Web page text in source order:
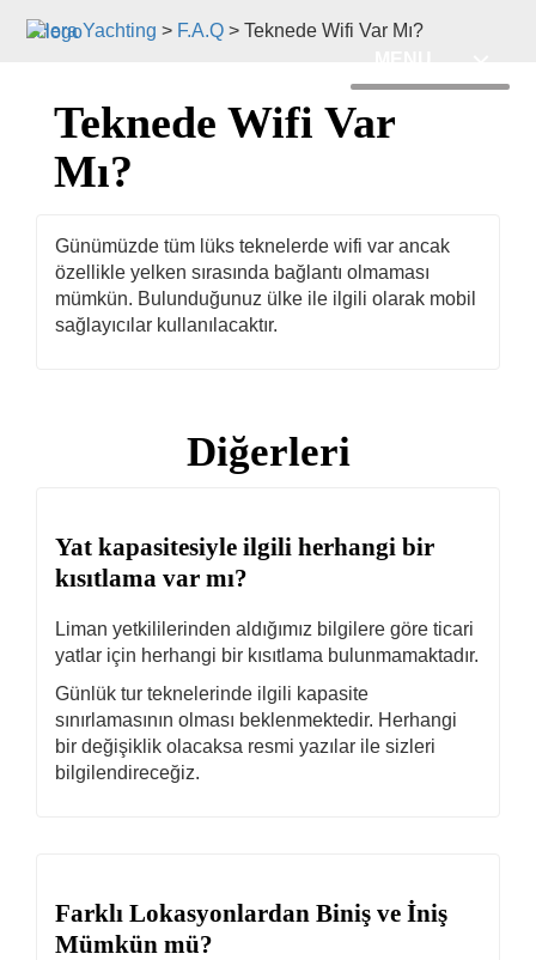
Hera Yachting > F.A.Q > Teknede Wifi Var Mı?
Teknede Wifi Var
Mı?
Günümüzde tüm lüks teknelerde wifi var ancak
özellikle yelken sırasında bağlantı olmaması
mümkün. Bulunduğunuz ülke ile ilgili olarak mobil
sağlayıcılar kullanılacaktır.
Diğerleri
Yat kapasitesiyle ilgili herhangi bir
kısıtlama var mı?
Liman yetkililerinden aldığımız bilgilere göre ticari
yatlar için herhangi bir kısıtlama bulunmamaktadır.
Günlük tur teknelerinde ilgili kapasite
sınırlamasının olması beklenmektedir. Herhangi
bir değişiklik olacaksa resmi yazılar ile sizleri
bilgilendireceğiz.
Farklı Lokasyonlardan Biniş ve İniş
Mümkün mü?